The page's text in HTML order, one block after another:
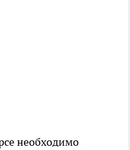
необходимо